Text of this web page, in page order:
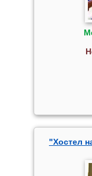
"Хостел